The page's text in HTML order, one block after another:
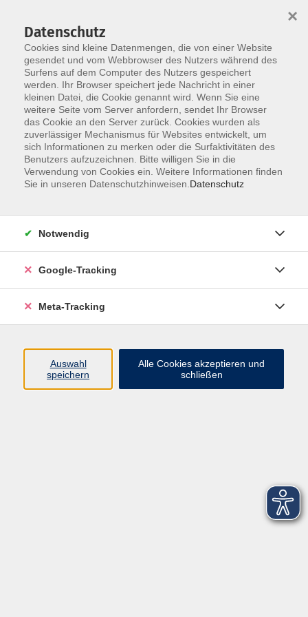
Skip to main content
Der Kurs konnte nicht gefunden werden.
Über uns
Datenschutz
Cookies sind kleine Datenmengen, die von einer Website
gesendet und vom Webbrowser des Nutzers während des
Surfens auf dem Computer des Nutzers gespeichert
werden. Ihr Browser speichert jede Nachricht in einer
kleinen Datei, die Cookie genannt wird. Wenn Sie eine
weitere Seite vom Server anfordern, sendet Ihr Browser
das Cookie an den Server zurück. Cookies wurden als
zuverlässiger Mechanismus für Websites entwickelt, um
sich Informationen zu merken oder die Surfaktivitäten des
Benutzers aufzuzeichnen. Bitte willigen Sie in die
Verwendung von Cookies ein. Weitere Informationen finden
Sie in unseren Datenschutzhinweisen. Datenschutz
×
Notwendig
Google-Tracking
Meta-Tracking
Auswahl
speichern
Alle Cookies akzeptieren und
schließen